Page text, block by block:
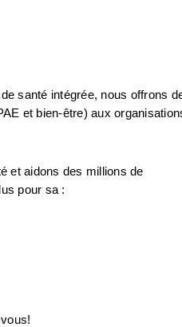
santé intégrée, nous offrons
et bien-être) aux
et aidons des millions de
pour sa :